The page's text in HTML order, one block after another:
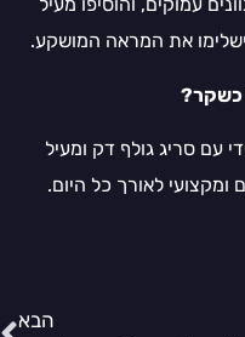
את המראה המושקע.
כשקר?
עם סריג גולף דק ומעיל
ומקצועי לאורך כל היום.
הבא